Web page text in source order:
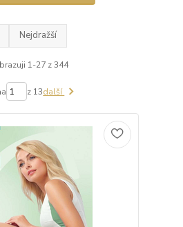
Nejdražší
1-27 z 344
z 13další